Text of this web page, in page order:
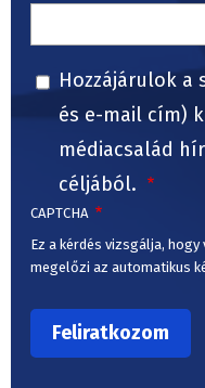
Hozzájárulok a
és e-mail cím)
médiacsalád
céljából.
CAPTCHA
Ez a kérdés vizsgálja,
megelőzi az automatikus